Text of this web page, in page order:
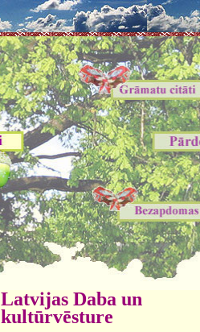
Latvijas Daba un
kultūrvēsture